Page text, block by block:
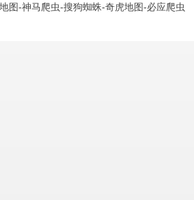
图-神马爬虫-搜狗蜘蛛-奇虎地图-必应爬虫